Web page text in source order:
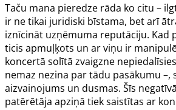
Taču mana pieredze rāda ko citu –
ir ne tikai juridiski bīstama, bet arī
iznīcināt uzņēmuma reputāciju. Kad
ticis apmuļķots un ar viņu ir
koncertā solītā zvaigzne
nemaz nezina par tādu pasākumu –,
aizvainojums un dusmas. Šīs
patērētāja apziņā tiek saistītas ar